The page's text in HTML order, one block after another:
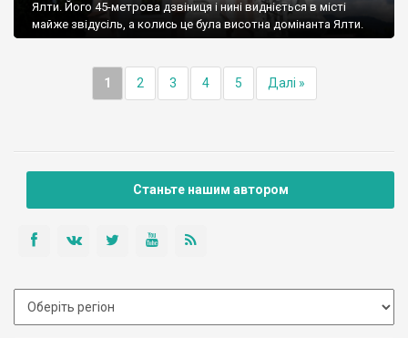
Ялти. Його 45-метрова дзвіниця і нині видніється в місті
майже звідусіль, а колись це була висотна домінанта Ялти.
1 2 3 4 5 Далі »
Станьте нашим автором